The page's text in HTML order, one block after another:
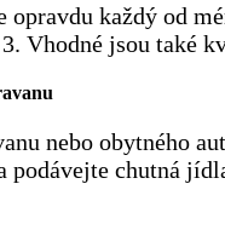
každý od
3. Vhodné jsou
nebo obytného
podávejte chutná